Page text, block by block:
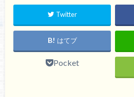
Twitter
はてブ
Pocket